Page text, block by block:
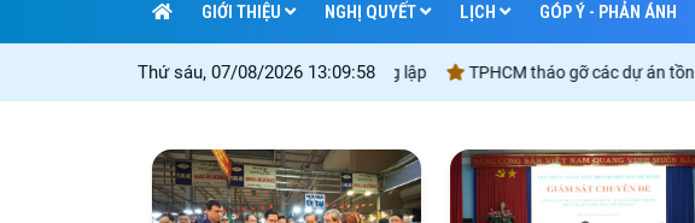
GIỚI THIỆU NGHỊ QUYẾT LỊCH GÓP Ý - PHẢN ÁNH
Thứ sáu, 07/08/2026 13:09:59
đối với kỳ thi tuyển sinh vào lớp 10 công lập TPHCM tháo gỡ các dự án tồn đọng